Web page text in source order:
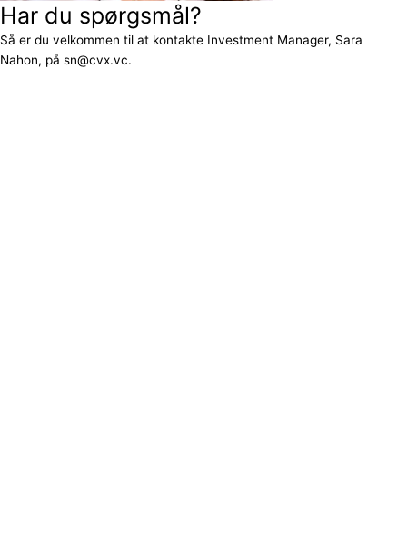
Har du spørgsmål?
Så er du velkommen til at kontakte Investment Manager, Sara
Nahon, på sn@cvx.vc.